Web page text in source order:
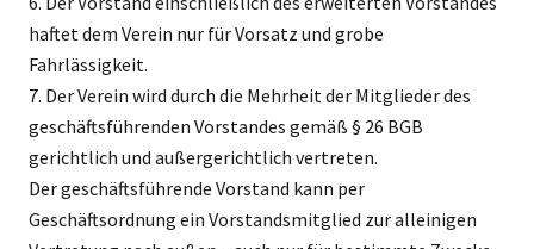
haftet dem Verein nur für Vorsatz und grobe
Fahrlässigkeit.
7. Der Verein wird durch die Mehrheit der Mitglieder des
geschäftsführenden Vorstandes gemäß § 26 BGB
gerichtlich und außergerichtlich vertreten.
Der geschäftsführende Vorstand kann per
Geschäftsordnung ein Vorstandsmitglied zur alleinigen